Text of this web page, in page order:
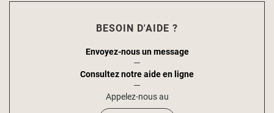
BESOIN D'AIDE ?
Envoyez-nous un message
Consultez notre aide en ligne
Appelez-nous au